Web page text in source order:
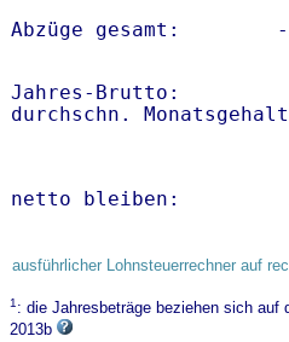
Abzüge gesamt:        -
Jahres-
netto bleiben:
ausführlicher Lohnsteuerrechner auf
1: die Jahresbeträge beziehen sich auf
2013b